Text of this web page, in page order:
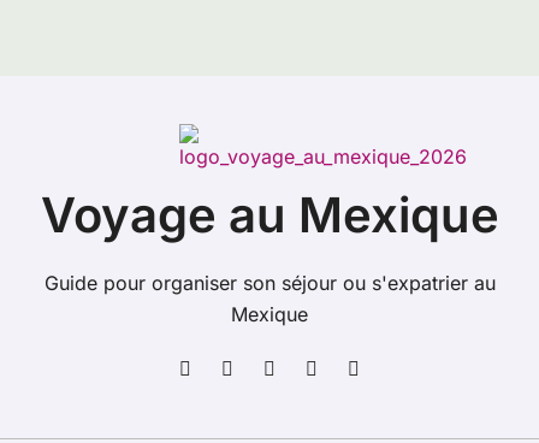
Voyage au Mexique
Guide pour organiser son séjour ou s'expatrier au
Mexique